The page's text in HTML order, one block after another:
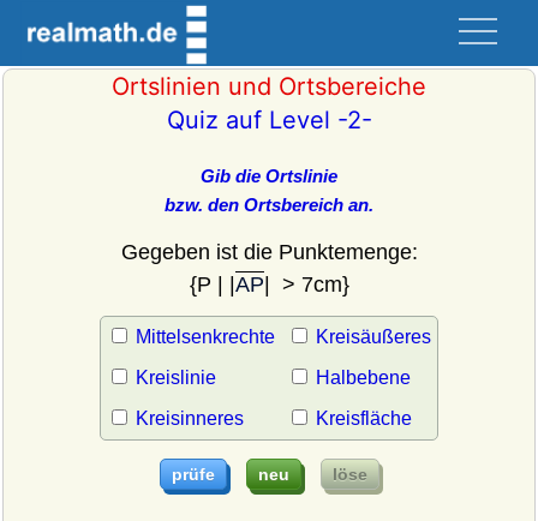
Ortslinien und Ortsbereiche
Quiz auf Level -2-
Gib die Ortslinie
bzw. den Ortsbereich an.
Gegeben ist die Punktemenge:
{P | | AP | > 7cm}
Mittelsenkrechte
Kreisäußeres
Kreislinie
Halbebene
Kreisinneres
Kreisfläche